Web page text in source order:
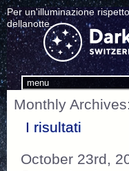
Per un'illuminazione
dellanotte.
menu
Monthly
I risultati
October 23rd,